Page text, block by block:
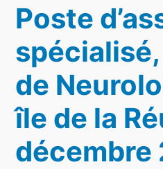
Poste
de
île de la
décembre